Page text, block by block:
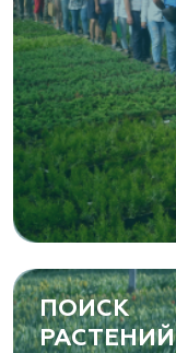
ПОИСК
РАСТЕНИЙ